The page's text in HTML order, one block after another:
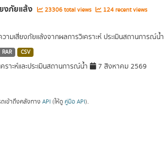
งภัยแล้ง 23306 total views 124 recent views
ามเสี่ยงภัยแล้งจากผลการวิเคราะห์ ประเมินสถานการณ์น้ำ
RAR CSV
ราะห์และประเมินสถานการณ์น้ำ 7 สิงหาคม 2569
เข้าถึงคลังทาง API (ให้ดู คู่มือ API).